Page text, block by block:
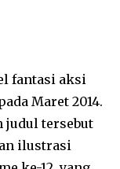
fantasi aksi
Maret 2014.
judul tersebut
ilustrasi